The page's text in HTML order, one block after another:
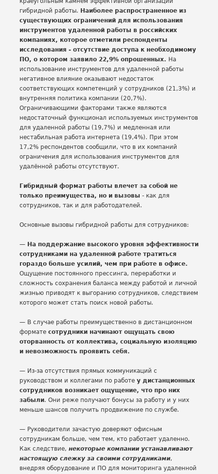
гибридной работы. Наиболее распространенное из
существующих ограничений для использования
инструментов удаленной работы в российских
компаниях, которое отметили респонденты
исследования - отсутствие доступа к необходимому
ПО, о котором заявило 22,9% опрошенных. На
использование инструментов для удаленной работы
негативное влияние оказывают недостаток
соответствующих компетенций у сотрудников (21,3%) и
внутренняя политика компании (20,7%).
Ограничивающими факторами также являются
недостаточный функционал используемых инструментов
для удаленной работы (19,7%) и медленная или
нестабильная работа интернета (19,4%). При этом
17,2% респондентов сообщили, что в их компаний
ограничения для использования инструментов для
удалённой работы отсутствуют.
Гибридный формат работы влечет за собой не
только преимущества, но и вызовы - как для
сотрудников, так и для работодателей.
Основные вызовы гибридной работы для сотрудников:
— На поддержание высокого уровня эффективности
сотрудниками на удаленной работе тратиться
гораздо больше усилий, чем при работе в офисе.
Ощущение постоянного прессинга, переработки и
сложность сохранения баланса между работой и личной
жизнью приводят к выгоранию сотрудников, следствием
которого может стать поиск новой работы.
— В случае работы преимущественно в дистанционном
формате сотрудники начинают ощущать свою
оторванность от коллектива, социальную изоляцию
и невозможность проявить себя.
— Из-за отсутствия прямых коммуникаций с
руководством и коллегами по работе у дистанционных
сотрудников возникает ощущение, что про них
забыли. Они реже получают бонусы за работу и у них
меньше шансов получить продвижение по службе.
— Руководители зачастую доверяют офисным
сотрудникам больше, чем тем, кто работает удаленно.
Как следствие, некоторые компании устанавливают
настоящую слежку за своими сотрудниками,
внедряя оборудование и ПО для мониторинга удаленной